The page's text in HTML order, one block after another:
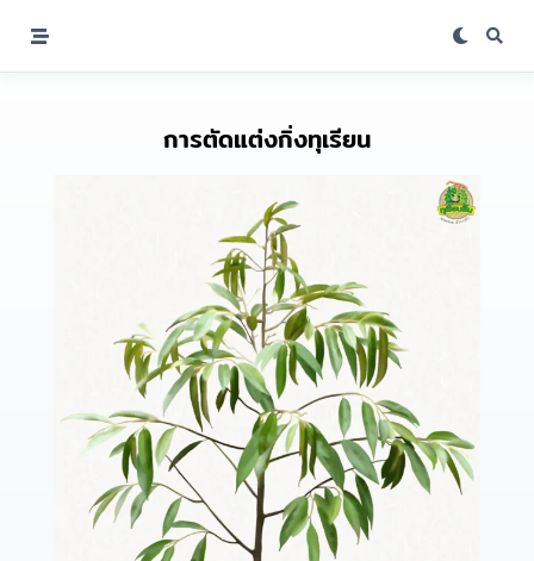
การตัดแต่งกิ่งทุเรียน